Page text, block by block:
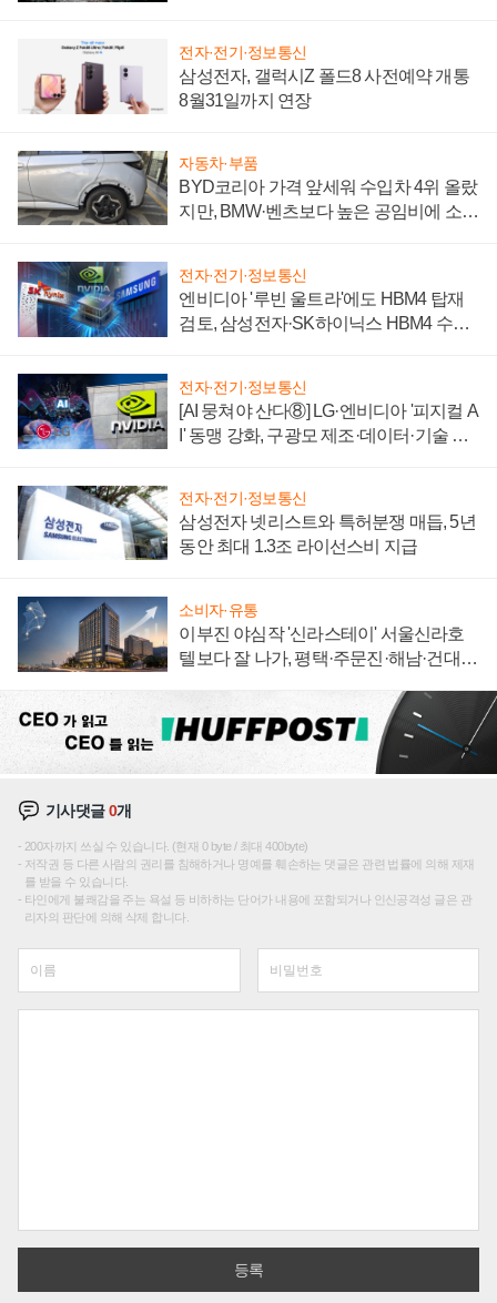
전자·전기·정보통신
삼성전자, 갤럭시Z 폴드8 사전예약 개통
8월31일까지 연장
자동차·부품
BYD코리아 가격 앞세워 수입차 4위 올랐
지만, BMW·벤츠보다 높은 공임비에 소비
전자·전기·정보통신
엔비디아 '루빈 울트라'에도 HBM4 탑재
검토, 삼성전자·SK하이닉스 HBM4 수율
전자·전기·정보통신
[AI 뭉쳐야 산다⑧] LG·엔비디아 '피지컬 A
I' 동맹 강화, 구광모 제조·데이터·기술 결
전자·전기·정보통신
삼성전자 넷리스트와 특허분쟁 매듭, 5년
동안 최대 1.3조 라이선스비 지급
소비자·유통
이부진 야심작 '신라스테이' 서울신라호
텔보다 잘 나가, 평택·주문진·해남·건대로
기사댓글0개
200자까지 쓰실 수 있습니다. (현재 0 byte / 최대 400byte)
저작권 등 다른 사람의 권리를 침해하거나 명예를 훼손하는 댓글은 관련 법률에 의해 제재
를 받을 수 있습니다.
타인에게 불쾌감을 주는 욕설 등 비하하는 단어가 내용에 포함되거나 인신공격성 글은 관
리자의 판단에 의해 삭제 합니다.